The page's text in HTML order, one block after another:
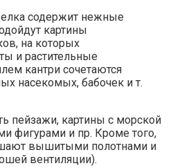
содержит нежные
картины
на которых
и растительные
кантри сочетаются
насекомых, бабочек и т.
пейзажи, картины с морской
фигурами и пр. Кроме того,
вышитыми полотнами и
вентиляции).